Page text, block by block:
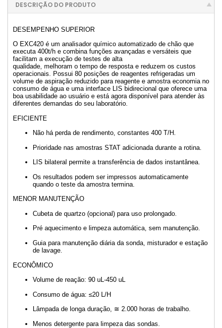
DESCRIÇÃO DO PRODUTO
DESEMPENHO SUPERIOR
O EXC420 é um analisador químico automatizado de chão que
executa 400t/h e combina funções avançadas e versáteis que
facilitam a execução de testes de alta
qualidade, melhoram o tempo de resposta e reduzem os custos
operacionais. Possui 80 posições de reagentes refrigeradas um
volume de aspiração reduzido para reagente e amostra economia no
consumo de água e uma interface LIS bidirecional que oferece uma
boa usabilidade ao usuário e está agora disponível para atender às
diferentes demandas do seu laboratório.
EFICIENTE
Não há perda de rendimento, constantes 400 T/H.
Prioridade nas amostras STAT adicionada durante a rotina.
LIS bilateral permite a transferência de dados instantânea.
Os resultados podem ser impressos automaticamente
quando o teste da amostra termina.
MENOR MANUTENÇÃO
Cubeta de quartzo (opcional) para uso prolongado.
Pré aquecimento e limpeza automática, sem manutenção.
Guia para manutenção diária da sonda, misturador e estação
de lavage.
ECONÔMICO
Volume de reação: 90 uL-450 uL
Consumo de água: ≤20 L/H
Lâmpada de longa duração, ≅ 2.000 horas de trabalho.
Menos detergente para limpeza das sondas.